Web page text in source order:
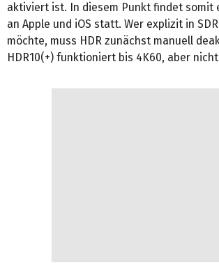
aktiviert ist. In diesem Punkt findet somit
an Apple und iOS statt. Wer explizit in
möchte, muss HDR zunächst manuell
HDR10(+) funktioniert bis 4K60, aber